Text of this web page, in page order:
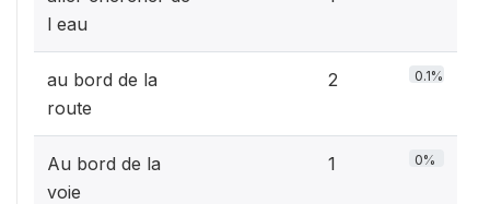
l eau
au bord de la
route
2 0.1%
Au bord de la
voie
1 0%